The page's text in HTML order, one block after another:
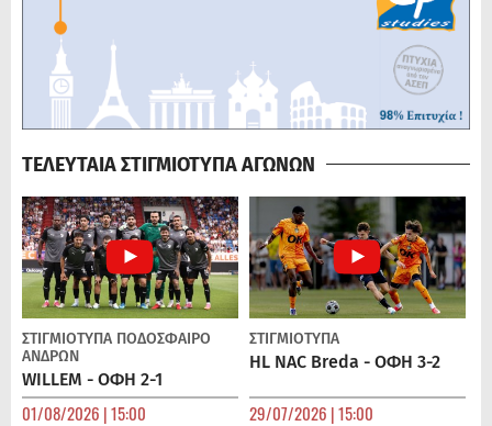
ΤΕΛΕΥΤΑΙΑ ΣΤΙΓΜΙΟΤΥΠΑ ΑΓΩΝΩΝ
ΣΤΙΓΜΙΟΤΥΠΑ ΠΟΔΌΣΦΑΙΡΟ
ΑΝΔΡΏΝ
WILLEM - ΟΦΗ 2-1
01/08/2026 | 15:00
ΣΤΙΓΜΙΟΤΥΠΑ
HL NAC Breda - ΟΦΗ 3-2
29/07/2026 | 15:00